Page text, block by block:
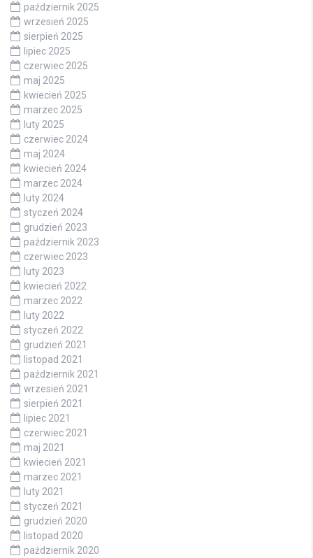
październik 2025
wrzesień 2025
sierpień 2025
lipiec 2025
czerwiec 2025
maj 2025
kwiecień 2025
marzec 2025
luty 2025
czerwiec 2024
maj 2024
kwiecień 2024
marzec 2024
luty 2024
styczeń 2024
grudzień 2023
październik 2023
czerwiec 2023
luty 2023
kwiecień 2022
marzec 2022
luty 2022
styczeń 2022
grudzień 2021
listopad 2021
październik 2021
wrzesień 2021
sierpień 2021
lipiec 2021
czerwiec 2021
maj 2021
kwiecień 2021
marzec 2021
luty 2021
styczeń 2021
grudzień 2020
listopad 2020
październik 2020